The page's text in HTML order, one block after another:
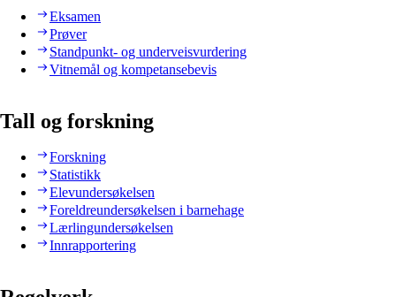
Eksamen
Prøver
Standpunkt- og underveisvurdering
Vitnemål og kompetansebevis
Tall og forskning
Forskning
Statistikk
Elevundersøkelsen
Foreldreundersøkelsen i barnehage
Lærlingundersøkelsen
Innrapportering